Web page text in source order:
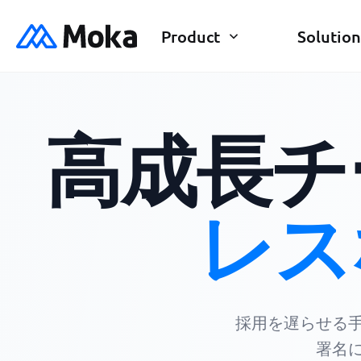
Product
高成長
レ
採用を遅らせる
署名